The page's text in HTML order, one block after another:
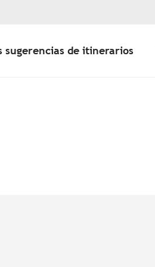
sugerencias de itinerarios